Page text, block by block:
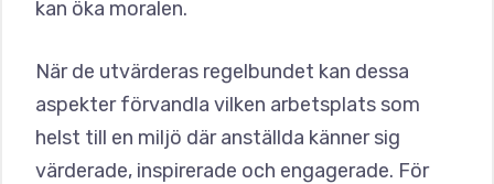
kan öka moralen.
När de utvärderas regelbundet kan dessa
aspekter förvandla vilken arbetsplats som
helst till en miljö där anställda känner sig
värderade, inspirerade och engagerade. För